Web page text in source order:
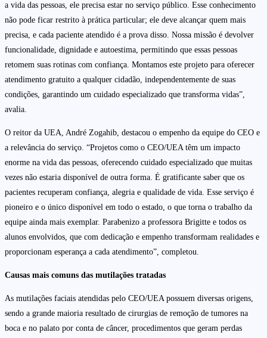
a vida das pessoas, ele precisa estar no serviço público. Esse conhecimento
não pode ficar restrito à prática particular; ele deve alcançar quem mais
precisa, e cada paciente atendido é a prova disso. Nossa missão é devolver
funcionalidade, dignidade e autoestima, permitindo que essas pessoas
retomem suas rotinas com confiança. Montamos este projeto para oferecer
atendimento gratuito a qualquer cidadão, independentemente de suas
condições, garantindo um cuidado especializado que transforma vidas”,
avalia.
O reitor da UEA, André Zogahib, destacou o empenho da equipe do CEO e
a relevância do serviço. “Projetos como o CEO/UEA têm um impacto
enorme na vida das pessoas, oferecendo cuidado especializado que muitas
vezes não estaria disponível de outra forma. É gratificante saber que os
pacientes recuperam confiança, alegria e qualidade de vida. Esse serviço é
pioneiro e o único disponível em todo o estado, o que torna o trabalho da
equipe ainda mais exemplar. Parabenizo a professora Brigitte e todos os
alunos envolvidos, que com dedicação e empenho transformam realidades e
proporcionam esperança a cada atendimento”, completou.
Causas mais comuns das mutilações tratadas
As mutilações faciais atendidas pelo CEO/UEA possuem diversas origens,
sendo a grande maioria resultado de cirurgias de remoção de tumores na
boca e no palato por conta de câncer, procedimentos que geram perdas